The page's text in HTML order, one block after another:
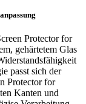
Protector for
gehärtetem Glas
passt sich der
Protector for
Kanten und